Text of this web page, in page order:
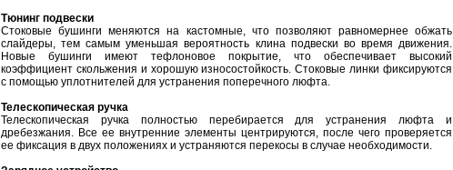
Тюнинг подвески
Стоковые бушинги меняются на кастомные, что позволяют равномернее обжать
слайдеры, тем самым уменьшая вероятность клина подвески во время движения.
Новые бушинги имеют тефлоновое покрытие, что обеспечивает высокий
коэффициент скольжения и хорошую износостойкость. Стоковые линки фиксируются
с помощью уплотнителей для устранения поперечного люфта.
Телескопическая ручка
Телескопическая ручка полностью перебирается для устранения люфта и
дребезжания. Все ее внутренние элементы центрируются, после чего проверяется
ее фиксация в двух положениях и устраняются перекосы в случае необходимости.